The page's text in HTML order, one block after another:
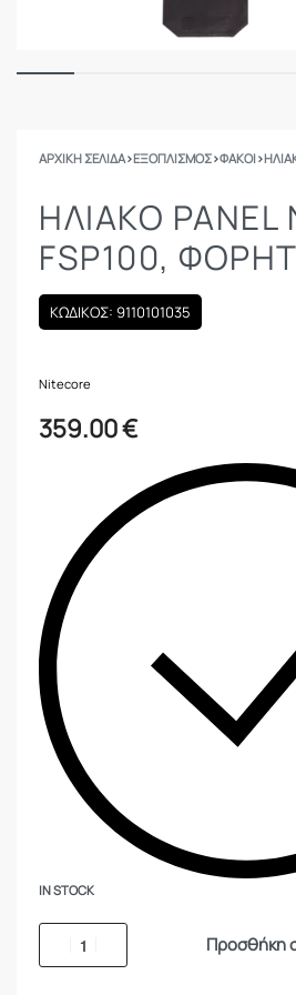
ΑΡΧΙΚΉ ΣΕΛΊΔΑ›ΕΞΟΠΛΙΣΜΟΣ›ΦΑΚΟΊ›
ΗΛΙΑΚΟ PANEL
FSP100,
ΚΩΔΙΚΟΣ: 9110101035
Nitecore
359.00€
IN STOCK
Προσθήκη